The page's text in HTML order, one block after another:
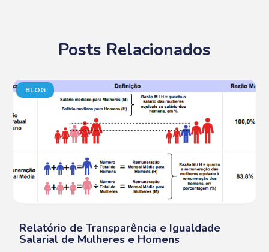
Posts Relacionados
BLOG
Relatório de Transparência e Igualdade
Salarial de Mulheres e Homens